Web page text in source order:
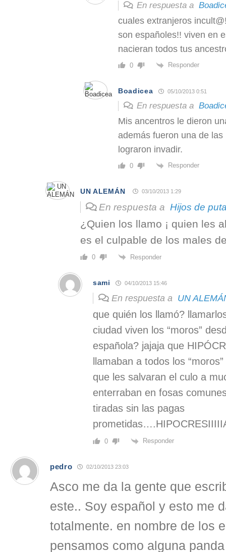
En respuesta a
cuales extranjeros
son españoles!! viven en
nacieran todos tus
0 Responder
Boadicea 05/10/2013 0:51
En respuesta a
Mis ancentros le dieron
además fueron una de
lograron invadir.
0 Responder
UN ALEMÁN 03/10/2013 1:29
En respuesta a Hijos de
¿Quien los llamo ¡ quien les
es el culpable de los males
0 Responder
sami 04/10/2013 15:46
En respuesta a UN
que quién los llamó?
ciudad viven los “moros”
española? jajaja que
llamaban a todos los
que les salvaran el culo a
enterraban en fosas
tiradas sin las pagas
0 Responder
pedro 02/10/2013 23:03
Asco me da la gente que
este.. Soy español y esto me
totalmente. en nombre de los
pensamos como alguna